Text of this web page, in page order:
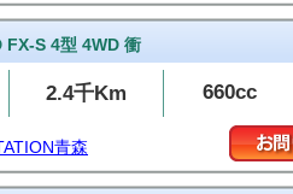
FX-S 4型 4WD 衝
2.4千Km 660cc
青森